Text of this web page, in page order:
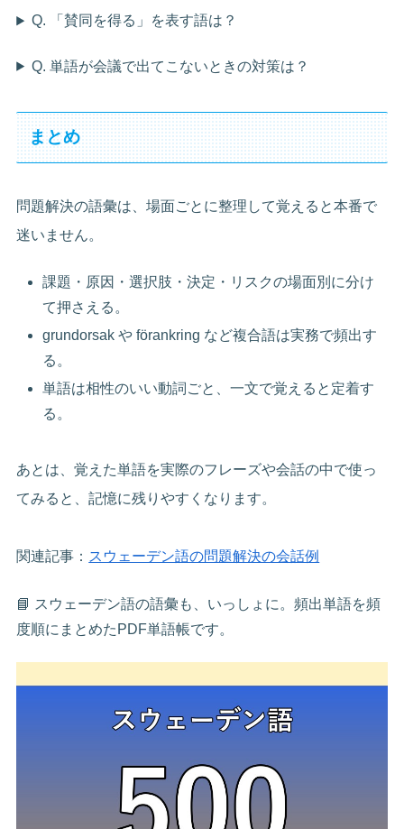
Q. 「賛同を得る」を表す語は？
Q. 単語が会議で出てこないときの対策は？
まとめ
問題解決の語彙は、場面ごとに整理して覚えると本番で
迷いません。
課題・原因・選択肢・決定・リスクの場面別に分け
て押さえる。
grundorsak や förankring など複合語は実務で頻出す
る。
単語は相性のいい動詞ごと、一文で覚えると定着す
る。
あとは、覚えた単語を実際のフレーズや会話の中で使っ
てみると、記憶に残りやすくなります。
関連記事： スウェーデン語の問題解決の会話例
📘 スウェーデン語の語彙も、いっしょに。頻出単語を頻
度順にまとめたPDF単語帳です。